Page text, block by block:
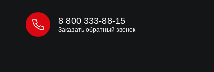
8 800 333-88-15
Заказать обратный звонок